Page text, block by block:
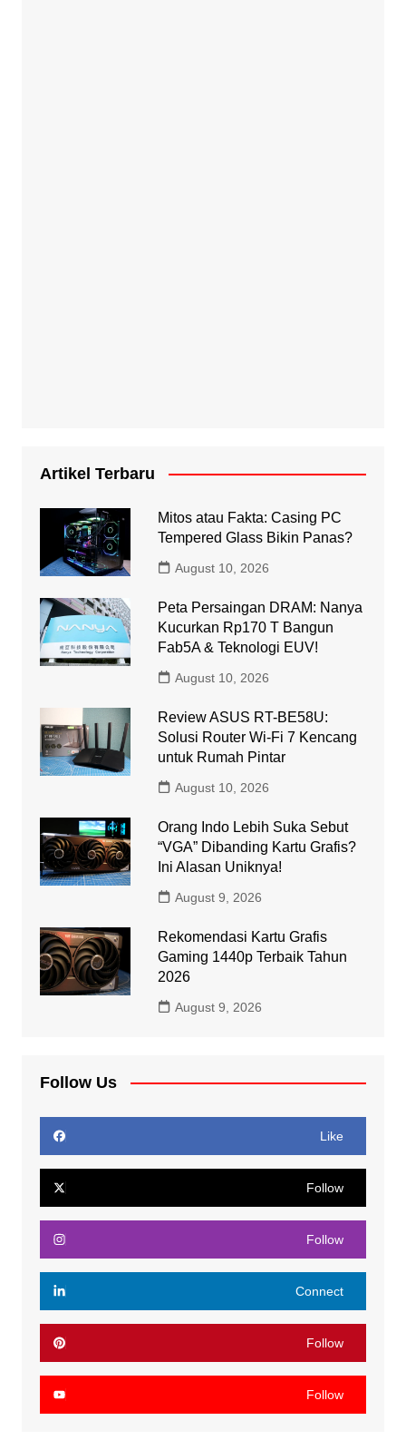
Artikel Terbaru
Mitos atau Fakta: Casing PC
Tempered Glass Bikin Panas?
August 10, 2026
Peta Persaingan DRAM: Nanya
Kucurkan Rp170 T Bangun
Fab5A & Teknologi EUV!
August 10, 2026
Review ASUS RT-BE58U:
Solusi Router Wi-Fi 7 Kencang
untuk Rumah Pintar
August 10, 2026
Orang Indo Lebih Suka Sebut
“VGA” Dibanding Kartu Grafis?
Ini Alasan Uniknya!
August 9, 2026
Rekomendasi Kartu Grafis
Gaming 1440p Terbaik Tahun
2026
August 9, 2026
Follow Us
Like
Follow
Follow
Connect
Follow
Follow